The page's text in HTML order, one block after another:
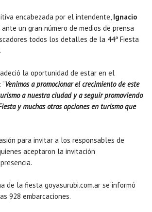
encabezada por el intendente, Ignacio
ante un gran número de medios de prensa
todos los detalles de la 44ª Fiesta
la oportunidad de estar en el
Venimos a promocionar el crecimiento de este
a nuestra ciudad y a seguir promoviendo
y muchas otras opciones en turismo que
para invitar a los responsables de
aceptaron la invitación
de la fiesta goyasurubi.com.ar se informó
928 embarcaciones.